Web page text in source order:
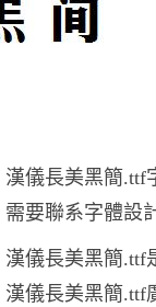
漢儀長美黑簡.ttf
需要聯系字體設
漢儀長美黑簡.ttf
漢儀長美黑簡.ttf